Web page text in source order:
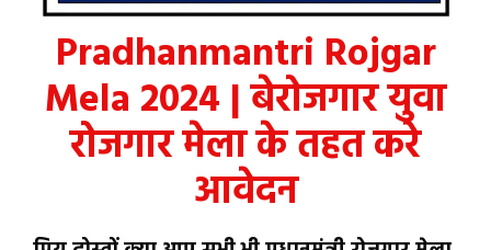
Pradhanmantri Rojgar
Mela 2024 | बेरोजगार युवा
रोजगार मेला के तहत करे
आवेदन